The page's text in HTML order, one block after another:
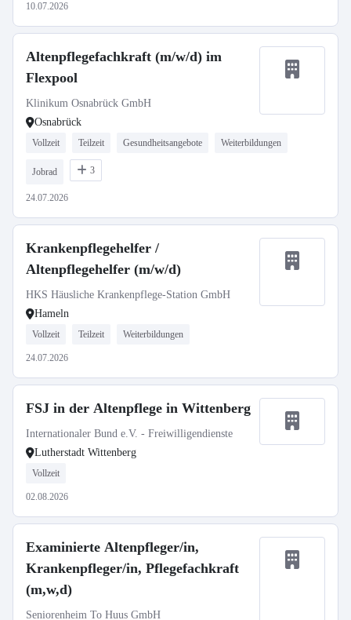
10.07.2026
Altenpflegefachkraft (m/w/d) im
Flexpool
Klinikum Osnabrück GmbH
Osnabrück
Vollzeit Teilzeit Gesundheitsangebote Weiterbildungen
Jobrad 3
24.07.2026
Krankenpflegehelfer /
Altenpflegehelfer (m/w/d)
HKS Häusliche Krankenpflege-Station GmbH
Hameln
Vollzeit Teilzeit Weiterbildungen
24.07.2026
FSJ in der Altenpflege in Wittenberg
Internationaler Bund e.V. - Freiwilligendienste
Lutherstadt Wittenberg
Vollzeit
02.08.2026
Examinierte Altenpfleger/in,
Krankenpfleger/in, Pflegefachkraft
(m,w,d)
Seniorenheim To Huus GmbH